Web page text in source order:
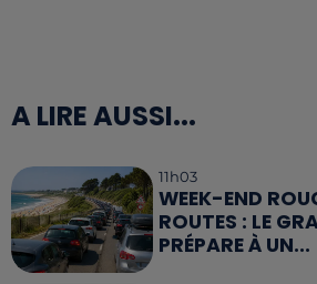
A LIRE AUSSI...
11h03
WEEK-END
ROUTES : LE
PRÉPARE À UN...